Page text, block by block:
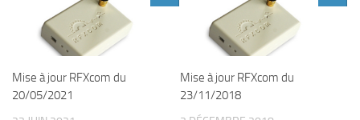
Mise à jour RFXcom du
20/05/2021
Mise à jour RFXcom du
23/11/2018